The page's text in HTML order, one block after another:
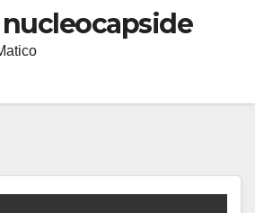
nucleocapside